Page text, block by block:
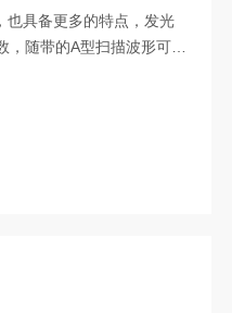
也具备更多的特点，发光
随带的A型扫描波形可下